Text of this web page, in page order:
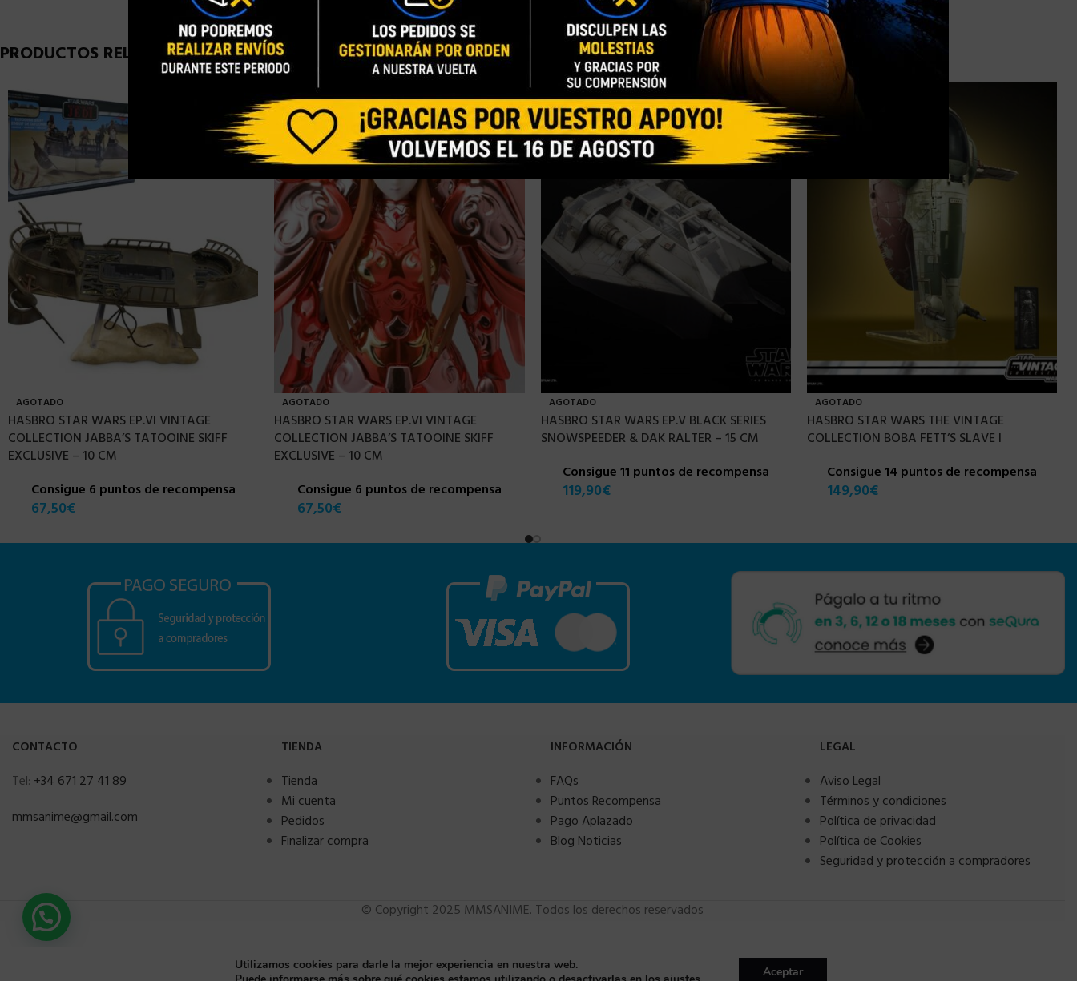
PRODUCTOS RELACIONADOS
AGOTADO
HASBRO STAR WARS EP.VI VINTAGE
COLLECTION JABBA’S TATOOINE SKIFF
EXCLUSIVE – 10 CM
Consigue 6 puntos de recompensa
67,50€
AGOTADO
HASBRO STAR WARS EP.VI VINTAGE
COLLECTION JABBA’S TATOOINE SKIFF
EXCLUSIVE – 10 CM
Consigue 6 puntos de recompensa
67,50€
AGOTADO
HASBRO STAR WARS EP.V BLACK SERIES
SNOWSPEEDER & DAK RALTER – 15 CM
Consigue 11 puntos de recompensa
119,90€
AGOTADO
HASBRO STAR WARS THE VINTAGE
COLLECTION BOBA FETT’S SLAVE I
Consigue 14 puntos de recompensa
149,90€
CONTACTO
Tel: +34 671 27 41 89
mmsanime@gmail.com
TIENDA
Tienda
Mi cuenta
Pedidos
Finalizar compra
INFORMACIÓN
FAQs
Puntos Recompensa
Pago Aplazado
Blog Noticias
LEGAL
Aviso Legal
Términos y condiciones
Política de privacidad
Política de Cookies
Seguridad y protección a compradores
© Copyright 2025 MMSANIME. Todos los derechos reservados
Utilizamos cookies para darle la mejor experiencia en nuestra web.
Aceptar